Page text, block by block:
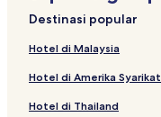
Destinasi popular
Hotel di Malaysia
Hotel di Amerika Syarikat
Hotel di Thailand